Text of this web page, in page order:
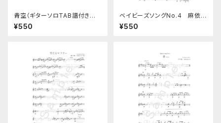
青空（ギターソロTAB譜付き楽
譜）
¥550
ベイビーズソングNo.4 麻依絢
（ギターソロ楽譜）
¥550